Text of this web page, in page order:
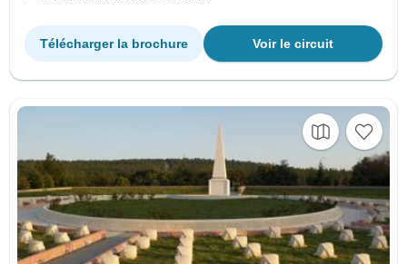
Voir le circuit
Télécharger la brochure